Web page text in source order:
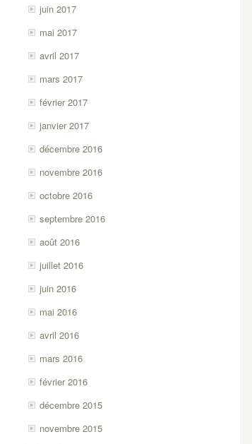
juin 2017
mai 2017
avril 2017
mars 2017
février 2017
janvier 2017
décembre 2016
novembre 2016
octobre 2016
septembre 2016
août 2016
juillet 2016
juin 2016
mai 2016
avril 2016
mars 2016
février 2016
décembre 2015
novembre 2015